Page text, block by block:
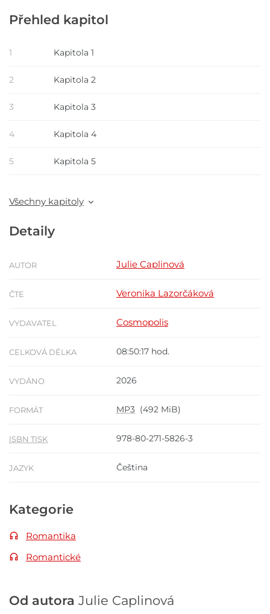
Přehled kapitol
1 Kapitola 1
2 Kapitola 2
3 Kapitola 3
4 Kapitola 4
5 Kapitola 5
Všechny kapitoly
Detaily
AUTOR Julie Caplinová
ČTE Veronika Lazorčáková
VYDAVATEL Cosmopolis
CELKOVÁ DÉLKA 08:50:17 hod.
VYDÁNO 2026
FORMÁT MP3 (492 MiB)
ISBN TISK 978-80-271-5826-3
JAZYK Čeština
Kategorie
Romantika
Romantické
Od autora Julie Caplinová